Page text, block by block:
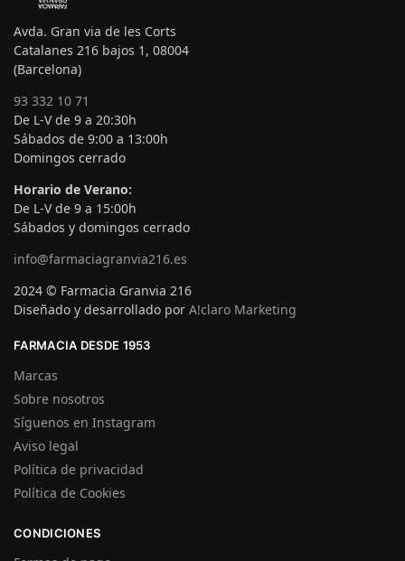
Avda. Gran via de les Corts
Catalanes 216 bajos 1, 08004
(Barcelona)
93 332 10 71
De L-V de 9 a 20:30h
Sábados de 9:00 a 13:00h
Domingos cerrado
Horario de Verano:
De L-V de 9 a 15:00h
Sábados y domingos cerrado
info@farmaciagranvia216.es
2024 © Farmacia Granvia 216
Diseñado y desarrollado por A!claro Marketing
FARMACIA DESDE 1953
Marcas
Sobre nosotros
Síguenos en Instagram
Aviso legal
Política de privacidad
Política de Cookies
CONDICIONES